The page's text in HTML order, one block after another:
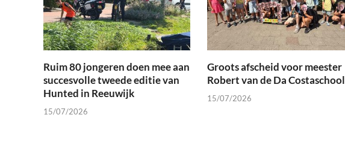
Ruim 80 jongeren doen mee aan
succesvolle tweede editie van
Hunted in Reeuwijk
15/07/2026
Groots afscheid voor meester
Robert van de Da Costaschool
15/07/2026